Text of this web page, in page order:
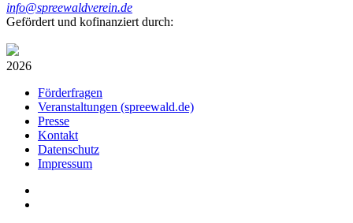
info@spreewaldverein.de
Gefördert und kofinanziert durch:
2026
Förderfragen
Veranstaltungen (spreewald.de)
Presse
Kontakt
Datenschutz
Impressum